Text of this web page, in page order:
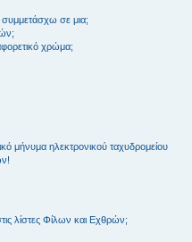
σε μια;
χρώμα;
μήνυμα ηλεκτρονικού ταχυδρομείου
λίστες Φίλων και Εχθρών;